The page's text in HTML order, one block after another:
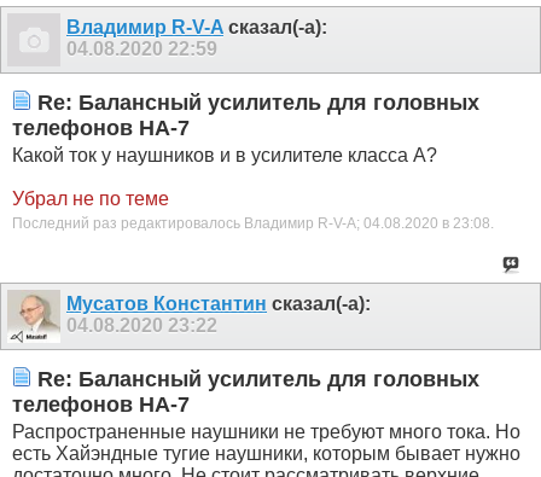
Владимир R-V-A сказал(-а):
04.08.2020 22:59
Re: Балансный усилитель для головных
телефонов HA-7
Какой ток у наушников и в усилителе класса А?
Убрал не по теме
Последний раз редактировалось Владимир R-V-A; 04.08.2020 в 23:08
Мусатов Константин сказал(-а):
04.08.2020 23:22
Re: Балансный усилитель для головных
телефонов HA-7
Распространенные наушники не требуют много тока. Но
есть Хайэндные тугие наушники, которым бывает нужно